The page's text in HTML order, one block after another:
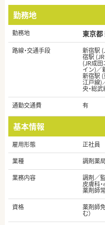
勤務地
勤務地 東京都
路線・交通手段 新宿駅
宿駅
(JR成
イン)／
新宿駅
江戸線)
央・総武
通勤交通費
有
基本情報
雇用形態
正社員
業種
調剤薬局
業務内容
調剤／
皮膚科
薬剤師
資格
薬剤師
む）